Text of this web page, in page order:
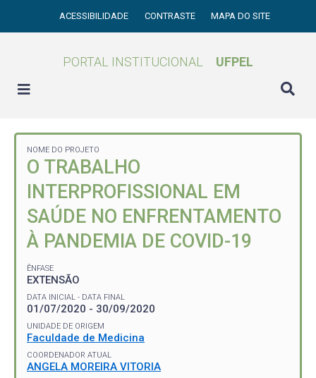
ACESSIBILIDADE CONTRASTE MAPA DO SITE
PORTAL INSTITUCIONAL UFPEL
NOME DO PROJETO
O TRABALHO
INTERPROFISSIONAL EM
SAÚDE NO ENFRENTAMENTO
À PANDEMIA DE COVID-19
ÊNFASE
EXTENSÃO
DATA INICIAL - DATA FINAL
01/07/2020 - 30/09/2020
UNIDADE DE ORIGEM
Faculdade de Medicina
COORDENADOR ATUAL
ANGELA MOREIRA VITORIA